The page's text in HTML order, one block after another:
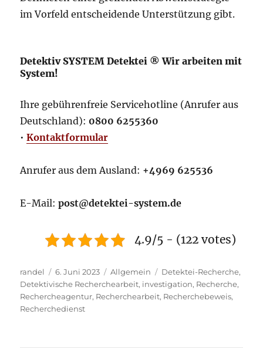
im Vorfeld entscheidende Unterstützung gibt.
Detektiv SYSTEM Detektei ® Wir arbeiten mit
System!
Ihre gebührenfreie Servicehotline (Anrufer aus
Deutschland): 0800 6255360
•Kontaktformular
Anrufer aus dem Ausland: +4969 625536
E-Mail:post@detektei-system.de
4.9/5 - (122 votes)
Autor
randel
Veröffentlicht
am
6. Juni 2023 Kategorien
Allgemein Schlagwörter
Detektei-Recherche,
Detektivische Recherchearbeit, investigation, Recherche,
Rechercheagentur, Recherchearbeit, Recherchebeweis,
Recherchedienst